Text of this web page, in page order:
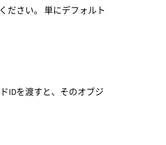
ださい。 単にデフォルト
IDを渡すと、そのオブジ